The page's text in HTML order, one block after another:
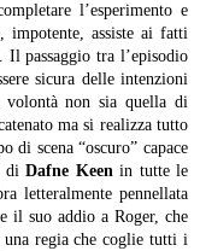
l’esperimento e
assiste ai fatti
Il passaggio tra l’episodio
sicura delle intenzioni
non sia quella di
ma si realizza tutto
di scena “oscuro” capace
diDafne Keenin tutte le
letteralmente pennellata
il suo addio a Roger, che
regia che coglie tutti i